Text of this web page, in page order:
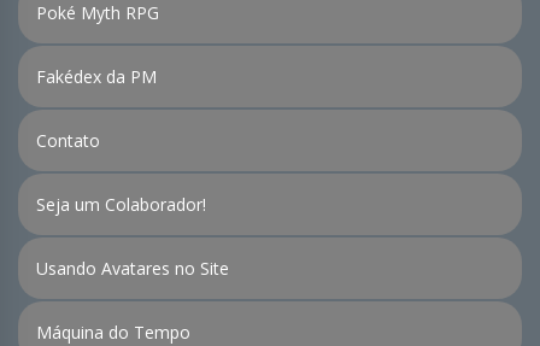
Poké Myth RPG
Fakédex da PM
Contato
Seja um Colaborador!
Usando Avatares no Site
Máquina do Tempo